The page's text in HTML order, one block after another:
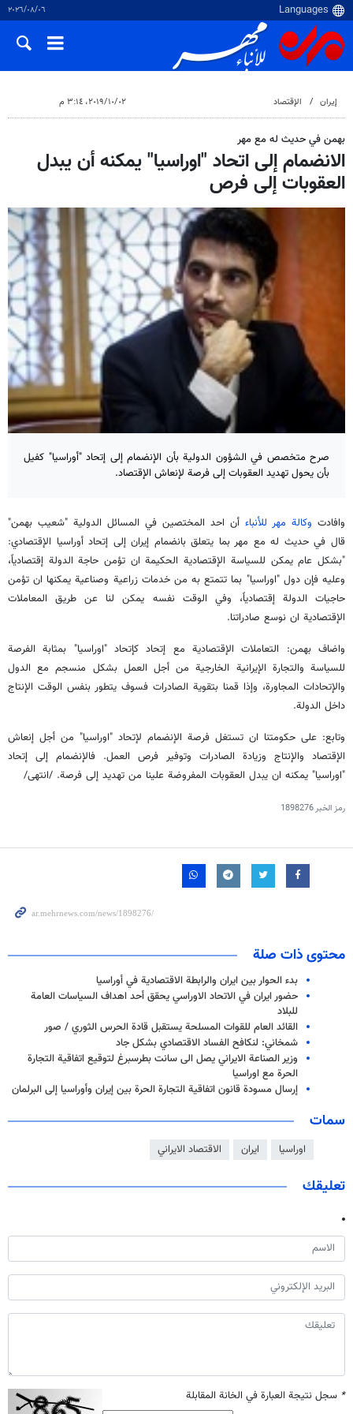
٠٦‏/٠٨‏/٢٠٢٦
إيران الإقتصاد ٠٢‏/١٠‏/٢٠١٩، ٣:١٤ م
بهمن في حديث له مع مهر
الانضمام إلى اتحاد "اوراسيا" يمكنه أن يبدل
العقوبات إلى فرص
صرح متخصص في الشؤون الدولية بأن الإنضمام إلى إتحاد "أوراسيا" كفيل
بأن يحول تهديد العقوبات إلى فرصة لإنعاش الإقتصاد.
وافادت وكالة مهر للأنباء أن احد المختصين في المسائل الدولية "شعيب بهمن"
قال في حديث له مع مهر بما يتعلق بانضمام إيران إلى إتحاد أوراسيا الإقتصادي:
"بشكل عام يمكن للسياسة الإقتصادية الحكيمة ان تؤمن حاجة الدولة إقتصادياً،
وعليه فإن دول "اوراسيا" بما تتمتع به من خدمات زراعية وصناعية يمكنها ان تؤمن
حاجيات الدولة إقتصادياً، وفي الوقت نفسه يمكن لنا عن طريق المعاملات
الإقتصادية ان نوسع صادراتنا.
واضاف بهمن: التعاملات الإقتصادية مع إتحاد كإتحاد "اوراسيا" بمثابة الفرصة
للسياسة والتجارة الإيرانية الخارجية من أجل العمل بشكل منسجم مع الدول
والإتحادات المجاورة، وإذا قمنا بتقوية الصادرات فسوف يتطور بنفس الوقت الإنتاج
داخل الدولة.
وتابع: على حكومتنا ان تستغل فرصة الإنضمام لإتحاد "اوراسيا" من أجل إنعاش
الإقتصاد والإنتاج وزيادة الصادرات وتوفير فرص العمل. فالإنضمام إلى إتحاد
"اوراسيا" يمكنه ان يبدل العقوبات المفروضة علينا من تهديد إلى فرصة. /انتهى/
رمز الخبر1898276
محتوى ذات صلة
بدء الحوار بين ايران والرابطة الاقتصادية في أوراسيا
حضور ايران في الاتحاد الاوراسي يحقق أحد اهداف السياسات العامة
للبلاد
القائد العام للقوات المسلحة يستقبل قادة الحرس الثوري / صور
شمخاني: لنكافح الفساد الاقتصادي بشكل جاد
وزير الصناعة الايراني يصل الى سانت بطرسبرغ لتوقيع اتفاقية التجارة
الحرة مع اوراسيا
إرسال مسودة قانون اتفاقية التجارة الحرة بين إيران وأوراسيا إلى البرلمان
سمات
اوراسيا ايران الاقتصاد الايراني
تعليقك
* سجل نتيجة العبارة في الخانة المقابلة